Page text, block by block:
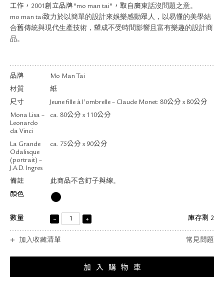
工作，2001創立品牌"mo man tai"，取自廣東話沒問題之意。
mo man tai致力於以簡單的設計來娛樂感動眾人，以易懂的美學結
合舊傳統與現代生產技術，塑成不受時間影響且富有樂趣的設計商
品。
品牌
Mo Man Tai
材質
紙
尺寸
Jeune fille à l’ombrelle – Claude Monet: 80公分 x 80公分
Mona Lisa –
Leonardo
da Vinci
ca. 80公分 x 110公分
La Grande
Odalisque
(portrait) –
J.A.D. Ingres
ca. 75公分 x 90公分
備註
此商品不含釘子與線。
顏色
數量 庫存剩 2
加入收藏清單 常見問題